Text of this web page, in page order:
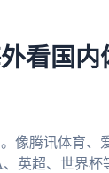
看国内
像腾讯体育、
英超、世界杯